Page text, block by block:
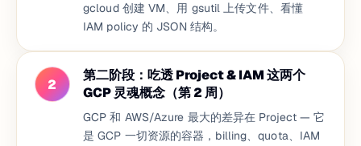
gcloud 创建 VM、用 gsutil 上传文件、看懂
IAM policy 的 JSON 结构。
2
第二阶段：吃透 Project & IAM 这两个
GCP 灵魂概念（第 2 周）
GCP 和 AWS/Azure 最大的差异在 Project — 它
是 GCP 一切资源的容器，billing、quota、IAM